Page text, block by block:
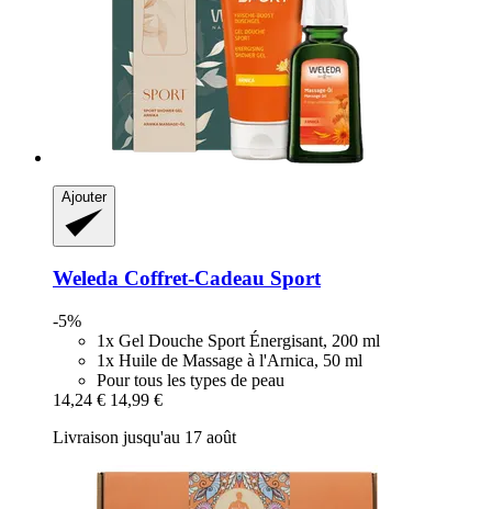
Ajouter
Weleda Coffret-​Cadeau Sport
-5%
1x Gel Douche Sport Énergisant, 200 ml
1x Huile de Massage à l'Arnica, 50 ml
Pour tous les types de peau
14,24 € 14,99 €
Livraison jusqu'au 17 août